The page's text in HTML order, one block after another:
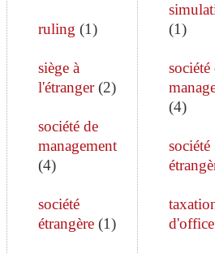
ruling (1)
siège à
l'étranger(2)
société de
management
(4)
société
étrangère(1)
(1)
société
(4)
société
d'office